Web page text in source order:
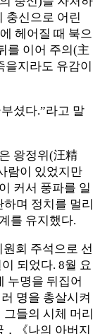
충신으로 어린
헤어질 때 북으
를 이어 주의(主
지라도 유감이
셨다.”라고 말
왕정위(汪精
람이 있었지만
커서 풍파를 일
며 정치를 멀리
를 유지했다.
회 주석으로 선
되었다. 8월 요
누명을 뒤집어
명을 총살시켜
들의 시체 머리
《나의 아버지